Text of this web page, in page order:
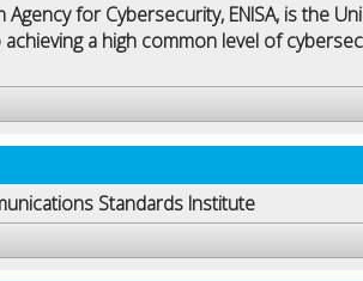
for Cybersecurity, ENISA, is the
a high common level of
Standards Institute